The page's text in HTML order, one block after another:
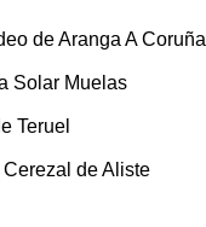
de Aranga A Coruña
Solar Muelas
Teruel
de Aliste